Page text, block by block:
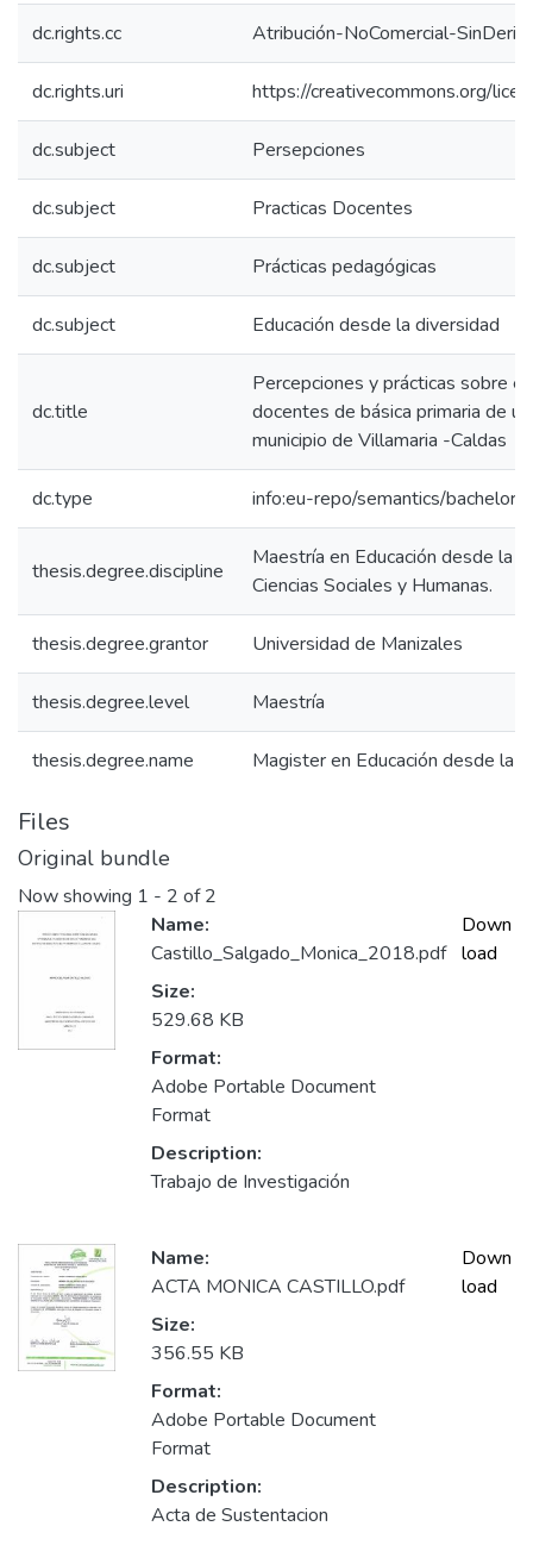
dc.rights.cc Atribución-NoComercial-
dc.rights.uri https://creativecommons.org/
dc.subject Persepciones
dc.subject Practicas Docentes
dc.subject Prácticas pedagógicas
dc.subject Educación desde la diversidad
dc.title
Percepciones y prácticas sobre
docentes de básica primaria de
municipio de Villamaria -Caldas
dc.type info:eu-repo/semantics/
thesis.degree.discipline
Maestría en Educación desde la
Ciencias Sociales y Humanas.
thesis.degree.grantor Universidad de Manizales
thesis.degree.level Maestría
thesis.degree.name Magister en Educación desde la
Files
Original bundle
Now showing 1 - 2 of 2
Name:
Castillo_Salgado_Monica_2018.pdf
Size:
529.68 KB
Format:
Adobe Portable Document
Format
Description:
Trabajo de Investigación
Down
load
Name:
ACTA MONICA CASTILLO.pdf
Size:
356.55 KB
Format:
Adobe Portable Document
Format
Description:
Acta de Sustentacion
Down
load